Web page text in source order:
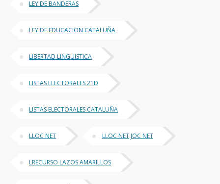
LEY DE BANDERAS
LEY DE EDUCACION CATALUÑA
LIBERTAD LINGUISTICA
LISTAS ELECTORALES 21D
LISTAS ELECTORALES CATALUÑA
LLOC NET LLOC NET JOC NET
LRECURSO LAZOS AMARILLOS